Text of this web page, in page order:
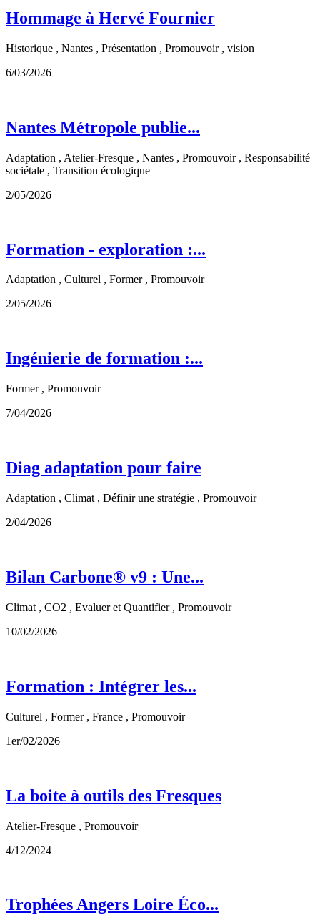
Hommage à Hervé Fournier
Historique , Nantes , Présentation , Promouvoir , vision
6/03/2026
Nantes Métropole publie...
Adaptation , Atelier-Fresque , Nantes , Promouvoir , Responsabilité
sociétale , Transition écologique
2/05/2026
Formation - exploration :...
Adaptation , Culturel , Former , Promouvoir
2/05/2026
Ingénierie de formation :...
Former , Promouvoir
7/04/2026
Diag adaptation pour faire
Adaptation , Climat , Définir une stratégie , Promouvoir
2/04/2026
Bilan Carbone® v9 : Une...
Climat , CO2 , Evaluer et Quantifier , Promouvoir
10/02/2026
Formation : Intégrer les...
Culturel , Former , France , Promouvoir
1er/02/2026
La boite à outils des Fresques
Atelier-Fresque , Promouvoir
4/12/2024
Trophées Angers Loire Éco...